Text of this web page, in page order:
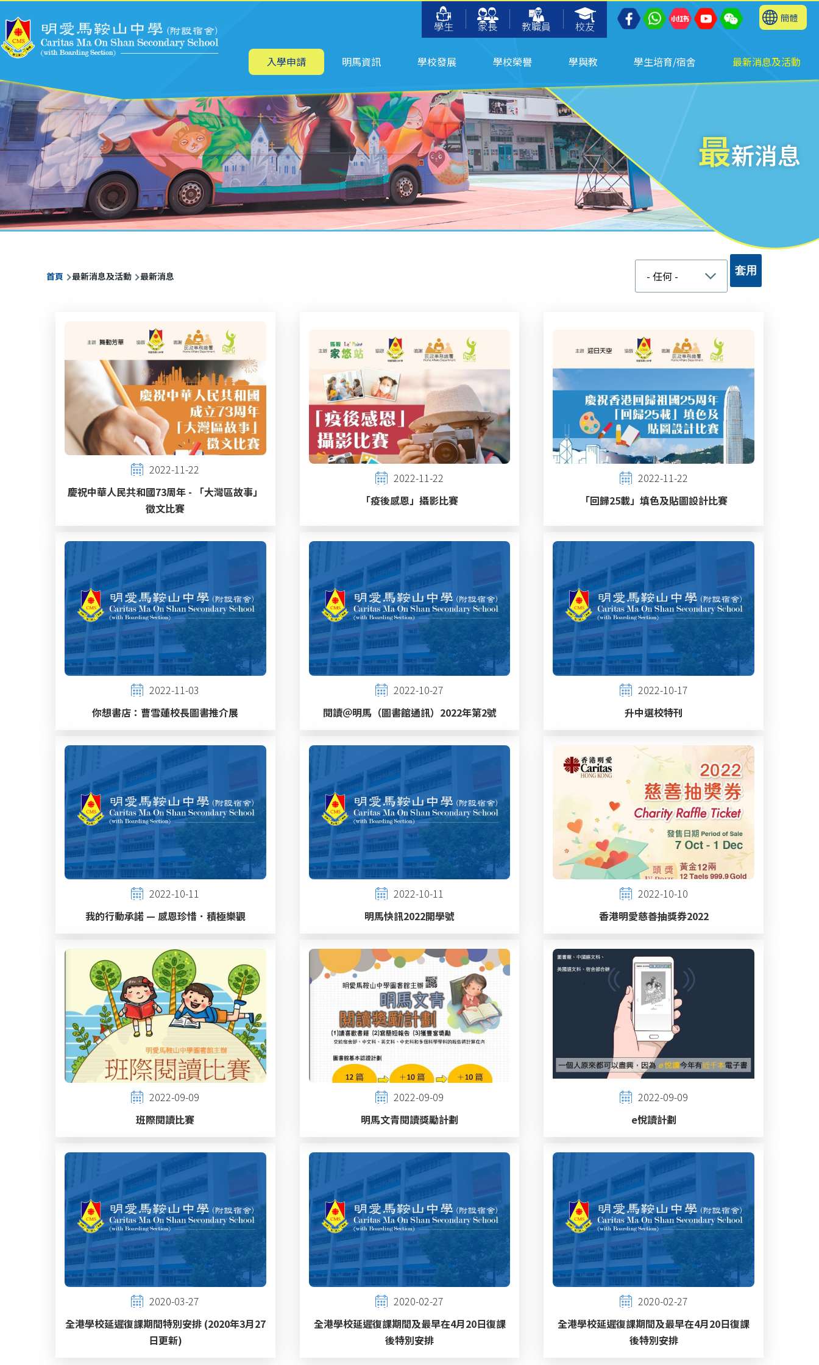
學生
家長 教職員 校友
簡體
主
航 入學申請 明馬資訊 學校發展 學校榮譽 學與教 學生培育/宿舍 最新消息及活動
最新消息
導
航
首頁 最新消息及活動 最新消息
2022-11-22
慶祝中華人民共和國73周年 - 「大灣區故事」
徵文比賽
2022-11-22
「疫後感恩」攝影比賽
2022-11-22
「回歸25載」填色及貼圖設計比賽
2022-11-03
你想書店：曹雪蓮校長圖書推介展
2022-10-27
閱讀＠明馬（圖書館通訊）2022年第2號
2022-10-17
升中選校特刊
2022-10-11
我的行動承諾 — 感恩珍惜．積極樂觀
2022-10-11
明馬快訊2022開學號
2022-10-10
香港明愛慈善抽獎券2022
2022-09-09
班際閱讀比賽
2022-09-09
明馬文青閱讀獎勵計劃
2022-09-09
e悅讀計劃
2020-03-27
全港學校延遲復課期間特別安排 (2020年3月27
日更新)
2020-02-27
全港學校延遲復課期間及最早在4月20日復課
後特別安排
2020-02-27
全港學校延遲復課期間及最早在4月20日復課
後特別安排